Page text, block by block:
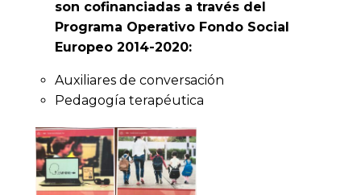
son cofinanciadas a través del
Programa Operativo Fondo Social
Europeo 2014-2020:
Auxiliares de conversación
Pedagogía terapéutica